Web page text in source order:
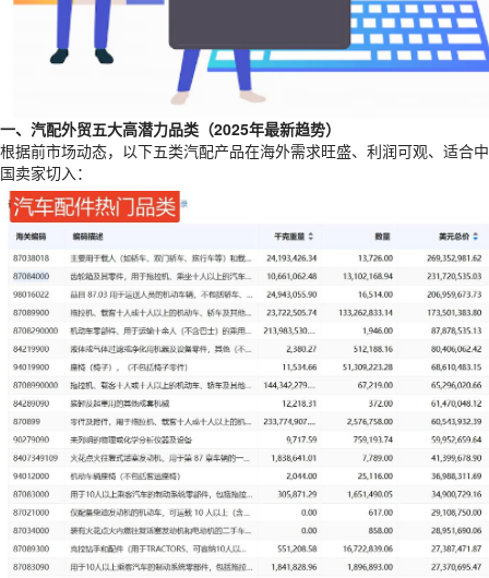
一、汽配外贸五大高潜力品类（2025年最新趋势）
根据前市场动态，以下五类汽配产品在海外需求旺盛、利润可观、适合中
国卖家切入：